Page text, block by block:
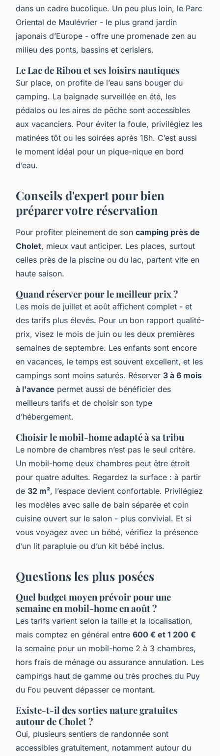
dans un cadre bucolique. Un peu plus loin, le Parc
Oriental de Maulévrier - le plus grand jardin
japonais d’Europe - offre une promenade zen au
milieu des ponts, bassins et cerisiers.
Le Lac de Ribou et ses loisirs nautiques
Sur place, on profite de l’eau sans bouger du
camping. La baignade surveillée en été, les
pédalos ou les aires de pêche sont accessibles
aux vacanciers. Pour éviter la foule, privilégiez les
matinées tôt ou les soirées après 18h. C’est aussi
le moment idéal pour un pique-nique en bord
d’eau.
Conseils d'expert pour bien
préparer votre réservation
Pour profiter pleinement de son camping près de
Cholet, mieux vaut anticiper. Les places, surtout
celles près de la piscine ou du lac, partent vite en
haute saison.
Quand réserver pour le meilleur prix ?
Les mois de juillet et août affichent complet - et
des tarifs plus élevés. Pour un bon rapport qualité-
prix, visez le mois de juin ou les deux premières
semaines de septembre. Les enfants sont encore
en vacances, le temps est souvent excellent, et les
campings sont moins saturés. Réserver 3 à 6 mois
à l'avance permet aussi de bénéficier des
meilleurs tarifs et de choisir son type
d’hébergement.
Choisir le mobil-home adapté à sa tribu
Le nombre de chambres n’est pas le seul critère.
Un mobil-home deux chambres peut être étroit
pour quatre adultes. Regardez la surface : à partir
de 32 m², l’espace devient confortable. Privilégiez
les modèles avec salle de bain séparée et coin
cuisine ouvert sur le salon - plus convivial. Et si
vous voyagez avec un bébé, vérifiez la présence
d’un lit parapluie ou d’un kit bébé inclus.
Questions les plus posées
Quel budget moyen prévoir pour une
semaine en mobil-home en août ?
Les tarifs varient selon la taille et la localisation,
mais comptez en général entre 600 € et 1 200 €
la semaine pour un mobil-home 2 à 3 chambres,
hors frais de ménage ou assurance annulation. Les
campings haut de gamme ou très proches du Puy
du Fou peuvent dépasser ce montant.
Existe-t-il des sorties nature gratuites
autour de Cholet ?
Oui, plusieurs sentiers de randonnée sont
accessibles gratuitement, notamment autour du